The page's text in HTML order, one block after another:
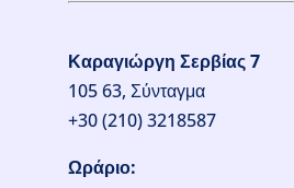
Καραγιώργη Σερβίας 7
105 63, Σύνταγμα
+30 (210) 3218587
Ωράριο: